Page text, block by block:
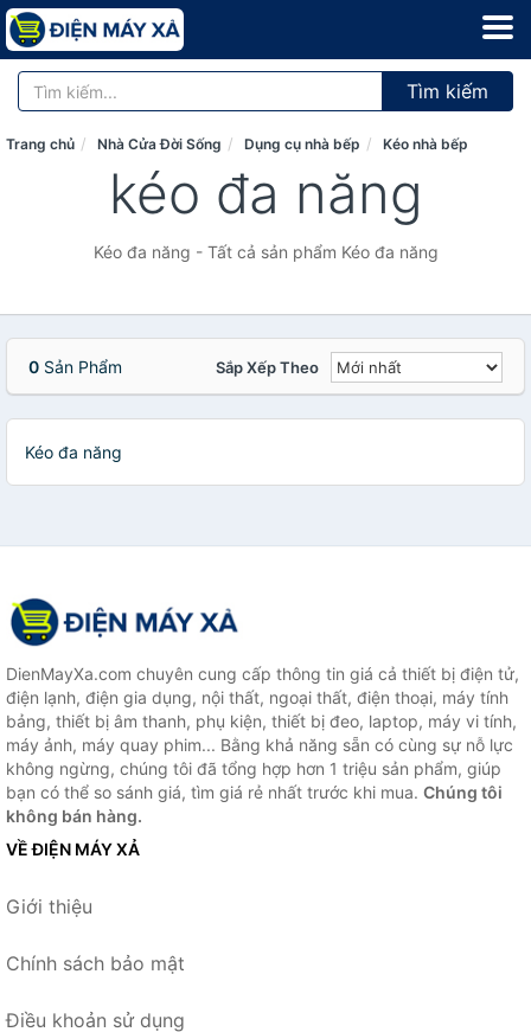
Tìm kiếm
Trang chủ Nhà Cửa Đời Sống Dụng cụ nhà bếp Kéo nhà bếp
kéo đa năng
Kéo đa năng - Tất cả sản phẩm Kéo đa năng
0 Sản Phẩm Sắp Xếp Theo
Kéo đa năng
DienMayXa.com chuyên cung cấp thông tin giá cả thiết bị điện tử,
điện lạnh, điện gia dụng, nội thất, ngoại thất, điện thoại, máy tính
bảng, thiết bị âm thanh, phụ kiện, thiết bị đeo, laptop, máy vi tính,
máy ảnh, máy quay phim... Bằng khả năng sẵn có cùng sự nỗ lực
không ngừng, chúng tôi đã tổng hợp hơn 1 triệu sản phẩm, giúp
bạn có thể so sánh giá, tìm giá rẻ nhất trước khi mua. Chúng tôi
không bán hàng.
VỀ ĐIỆN MÁY XẢ
Giới thiệu
Chính sách bảo mật
Điều khoản sử dụng